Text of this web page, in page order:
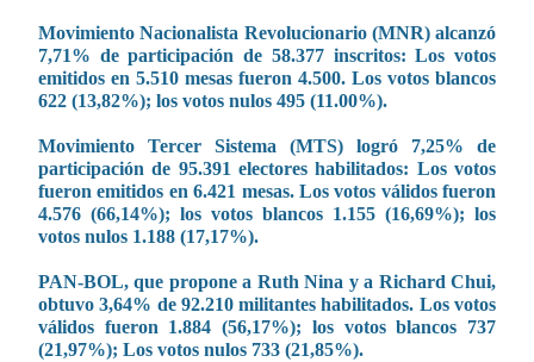
Movimiento Nacionalista Revolucionario (MNR) alcanzó
7,71% de participación de 58.377 inscritos: Los votos
emitidos en 5.510 mesas fueron 4.500. Los votos blancos
622 (13,82%); los votos nulos 495 (11.00%).
Movimiento Tercer Sistema (MTS) logró 7,25% de
participación de 95.391 electores habilitados: Los votos
fueron emitidos en 6.421 mesas. Los votos válidos fueron
4.576 (66,14%); los votos blancos 1.155 (16,69%); los
votos nulos 1.188 (17,17%).
PAN-BOL, que propone a Ruth Nina y a Richard Chui,
obtuvo 3,64% de 92.210 militantes habilitados. Los votos
válidos fueron 1.884 (56,17%); los votos blancos 737
(21,97%); Los votos nulos 733 (21,85%).